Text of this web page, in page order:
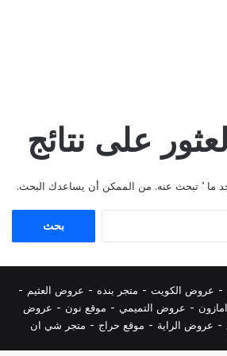
على نتائج
ما ’ تبحث عنه. من الممكن أن يساعدك البحث.
- عروض الكويت - متجر بنده - عروض العثيم -
- عروض التميمي - موقع نون - عروض
- عروض الراية - موقع حراج - متجر شي ان